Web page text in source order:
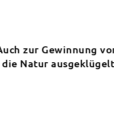
zur Gewinnung
Natur